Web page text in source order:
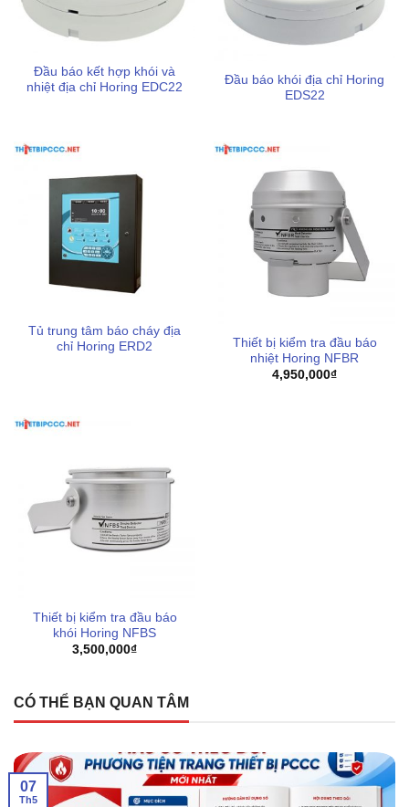
đảm bảo sự yên tâm lâu dài
quan pccc theo quy định Việt Nam
Đầu báo kết hợp khói và
nhiệt địa chỉ Horing EDC22
Đầu báo khói địa chỉ Horing
EDS22
Tủ trung tâm báo cháy địa
chỉ Horing ERD2
Thiết bị kiểm tra đầu báo
nhiệt Horing NFBR
4,950,000₫
Thiết bị kiểm tra đầu báo
khói Horing NFBS
3,500,000₫
CÓ THỂ BẠN QUAN TÂM
07
Th5